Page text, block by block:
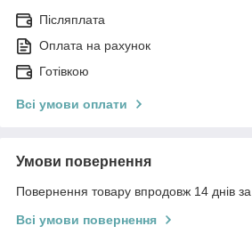
Післяплата
Оплата на рахунок
Готівкою
Всі умови оплати
Умови повернення
Повернення товару впродовж 14 днів
Всі умови повернення